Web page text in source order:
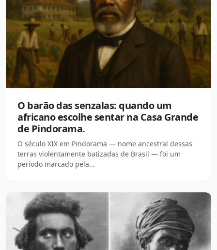
O barão das senzalas: quando um
africano escolhe sentar na Casa Grande
de Pindorama.
O século XIX em Pindorama — nome ancestral dessas
terras violentamente batizadas de Brasil — foi um
período marcado pela...